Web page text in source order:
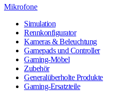
Mikrofone
Simulation
Rennkonfigurator
Kameras & Beleuchtung
Gamepads und Controller
Gaming-Möbel
Zubehör
Generalüberholte Produkte
Gaming-Ersatzteile